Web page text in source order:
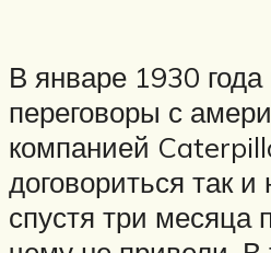
В январе 1930
переговоры с
компанией
договориться так и
спустя три месяца